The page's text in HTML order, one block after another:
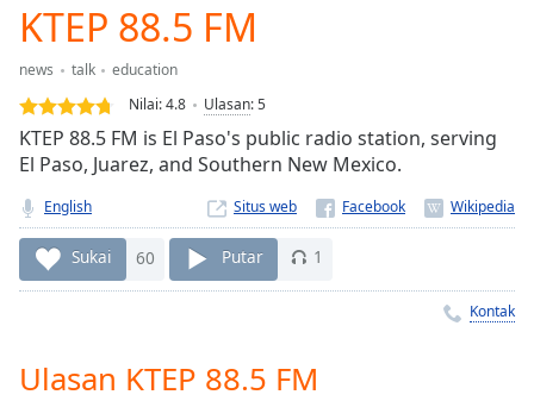
Loaded
0.00%
Stream
TypeLIVE
live,
currently
behind
LIVE
Remaining
KTEP 88.5 FM
news talk
education
Nilai:4.8 Ulasan:5
KTEP 88.5 FM is El Paso's public radio station, serving
El Paso, Juarez, and Southern New Mexico.
English Situs web
Sukai 60 Putar 1
Kontak
Ulasan KTEP 88.5 FM